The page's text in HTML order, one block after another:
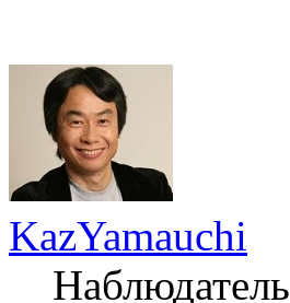
KazYamauchi
Наблюдатель